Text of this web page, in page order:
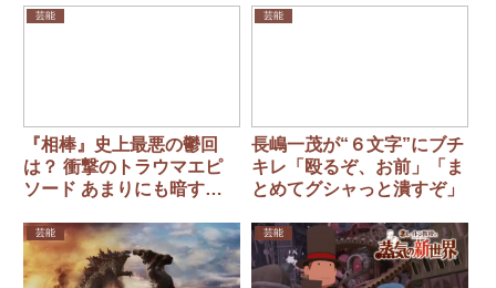
芸能
『相棒』史上最悪の鬱回
は？ 衝撃のトラウマエピ
ソード あまりにも暗すぎ
は？
芸能
長嶋一茂が“６文字”にブチ
キレ「殴るぞ、お前」「ま
とめてグシャっと潰すぞ」
芸能 芸能